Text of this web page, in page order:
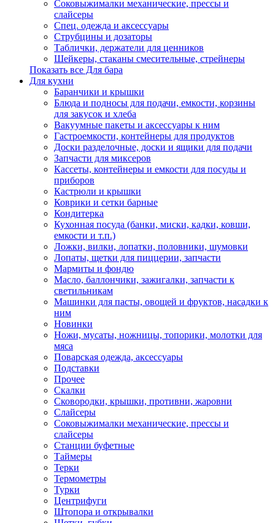
Соковыжималки механические, прессы и
слайсеры
Спец. одежда и аксессуары
Струбцины и дозаторы
Таблички, держатели для ценников
Шейкеры, стаканы смесительные, стрейнеры
Показать все Для бара
Для кухни
Баранчики и крышки
Блюда и подносы для подачи, емкости, корзины
для закусок и хлеба
Вакуумные пакеты и аксессуары к ним
Гастроемкости, контейнеры для продуктов
Доски разделочные, доски и ящики для подачи
Запчасти для миксеров
Кассеты, контейнеры и емкости для посуды и
приборов
Кастрюли и крышки
Коврики и сетки барные
Кондитерка
Кухонная посуда (банки, миски, кадки, ковши,
емкости и т.п.)
Ложки, вилки, лопатки, половники, шумовки
Лопаты, щетки для пиццерии, запчасти
Мармиты и фондю
Масло, баллончики, зажигалки, запчасти к
светильникам
Машинки для пасты, овощей и фруктов, насадки к
ним
Новинки
Ножи, мусаты, ножницы, топорики, молотки для
мяса
Поварская одежда, аксессуары
Подставки
Прочее
Скалки
Сковородки, крышки, противни, жаровни
Слайсеры
Соковыжималки механические, прессы и
слайсеры
Станции буфетные
Таймеры
Терки
Термометры
Турки
Центрифуги
Штопора и открывалки